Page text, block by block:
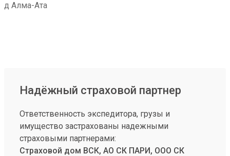
д Алма-Ата
Надёжный страховой партнер
Ответственность экспедитора, грузы и
имущество застрахованы надежными
страховыми партнерами:
Страховой дом ВСК, АО СК ПАРИ, ООО СК